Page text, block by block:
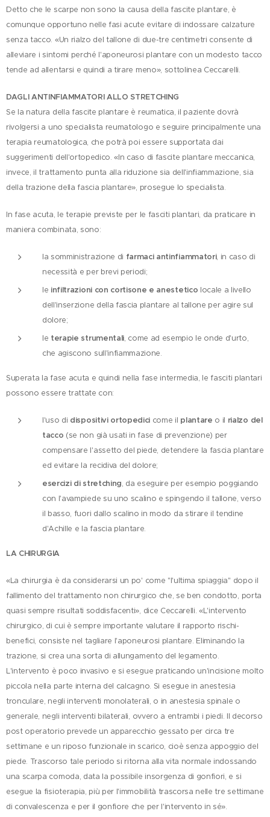
Detto che le scarpe non sono la causa della fascite plantare, è
comunque opportuno nelle fasi acute evitare di indossare calzature
senza tacco. «Un rialzo del tallone di due-tre centimetri consente di
alleviare i sintomi perché l'aponeurosi plantare con un modesto tacco
tende ad allentarsi e quindi a tirare meno», sottolinea Ceccarelli.
DAGLI ANTINFIAMMATORI ALLO STRETCHING
Se la natura della fascite plantare è reumatica, il paziente dovrà
rivolgersi a uno specialista reumatologo e seguire principalmente una
terapia reumatologica, che potrà poi essere supportata dai
suggerimenti dell'ortopedico. «In caso di fascite plantare meccanica,
invece, il trattamento punta alla riduzione sia dell'infiammazione, sia
della trazione della fascia plantare», prosegue lo specialista.
In fase acuta, le terapie previste per le fasciti plantari, da praticare in
maniera combinata, sono:
la somministrazione di farmaci antinfiammatori, in caso di
necessità e per brevi periodi;
le infiltrazioni con cortisone e anestetico locale a livello
dell'inserzione della fascia plantare al tallone per agire sul
dolore;
le terapie strumentali, come ad esempio le onde d'urto,
che agiscono sull'infiammazione.
Superata la fase acuta e quindi nella fase intermedia, le fasciti plantari
possono essere trattate con:
l'uso di dispositivi ortopedici come il plantare o il rialzo del
tacco (se non già usati in fase di prevenzione) per
compensare l'assetto del piede, detendere la fascia plantare
ed evitare la recidiva del dolore;
esercizi di stretching, da eseguire per esempio poggiando
con l'avampiede su uno scalino e spingendo il tallone, verso
il basso, fuori dallo scalino in modo da stirare il tendine
d'Achille e la fascia plantare.
LA CHIRURGIA
«La chirurgia è da considerarsi un po' come "l'ultima spiaggia" dopo il
fallimento del trattamento non chirurgico che, se ben condotto, porta
quasi sempre risultati soddisfacenti», dice Ceccarelli. «L'intervento
chirurgico, di cui è sempre importante valutare il rapporto rischi-
benefici, consiste nel tagliare l'aponeurosi plantare. Eliminando la
trazione, si crea una sorta di allungamento del legamento.
L'intervento è poco invasivo e si esegue praticando un'incisione molto
piccola nella parte interna del calcagno. Si esegue in anestesia
tronculare, negli interventi monolaterali, o in anestesia spinale o
generale, negli interventi bilaterali, ovvero a entrambi i piedi. Il decorso
post operatorio prevede un apparecchio gessato per circa tre
settimane e un riposo funzionale in scarico, cioè senza appoggio del
piede. Trascorso tale periodo si ritorna alla vita normale indossando
una scarpa comoda, data la possibile insorgenza di gonfiori, e si
esegue la fisioterapia, più per l'immobilità trascorsa nelle tre settimane
di convalescenza e per il gonfiore che per l'intervento in sé».